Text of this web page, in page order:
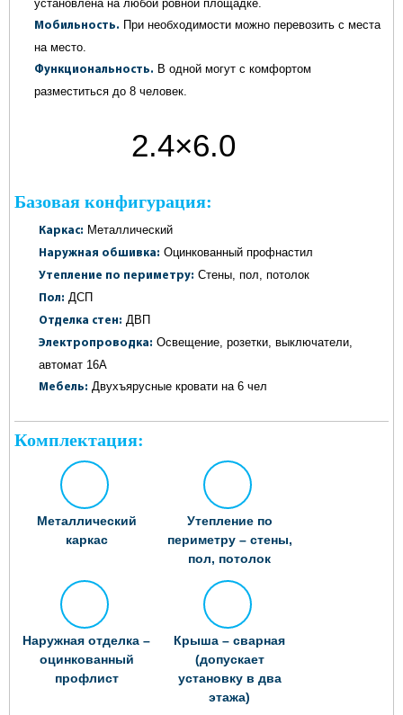
установлена на любой ровной площадке.
Мобильность. При необходимости можно перевозить с места
на место.
Функциональность. В одной могут с комфортом
разместиться до 8 человек.
2.4×6.0
Базовая конфигурация:
Каркас: Металлический
Наружная обшивка: Оцинкованный профнастил
Утепление по периметру: Стены, пол, потолок
Пол: ДСП
Отделка стен: ДВП
Электропроводка: Освещение, розетки, выключатели,
автомат 16А
Мебель: Двухъярусные кровати на 6 чел
Комплектация:
Металлический
каркас
Утепление по
периметру – стены,
пол, потолок
Наружная отделка –
оцинкованный
профлист
Крыша – сварная
(допускает
установку в два
этажа)